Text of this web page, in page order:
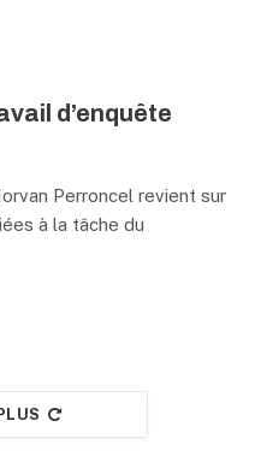
d’enquête
Perroncel revient sur
à la tâche du